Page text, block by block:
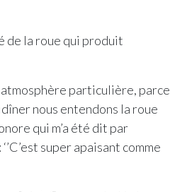
de la roue qui produit
atmosphère particulière, parce
nous entendons la roue
qui m’a été dit par
super apaisant comme